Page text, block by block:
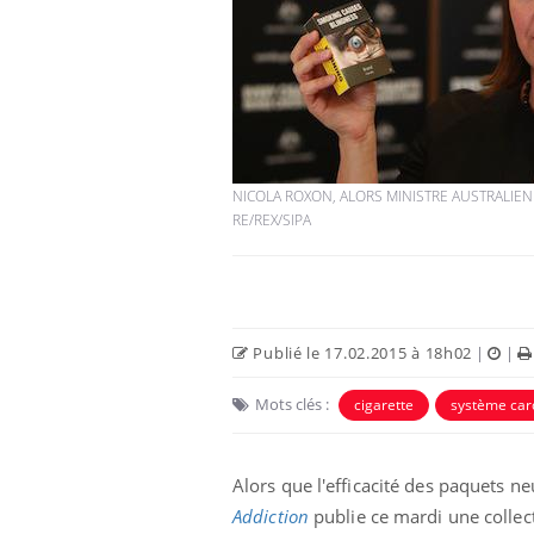
NICOLA ROXON, ALORS MINISTRE
RE/REX/SIPA
Publié le 17.02.2015 à 18h02 | |
Mots clés : cigarette système
Alors que l'efficacité des paquets
Addiction publie ce mardi une